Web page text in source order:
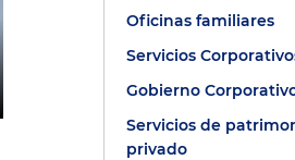
Oficinas familiares
Servicios
Gobierno
Servicios de
privado